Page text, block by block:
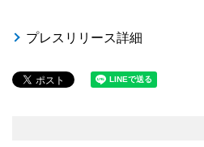
プレスリリース詳細